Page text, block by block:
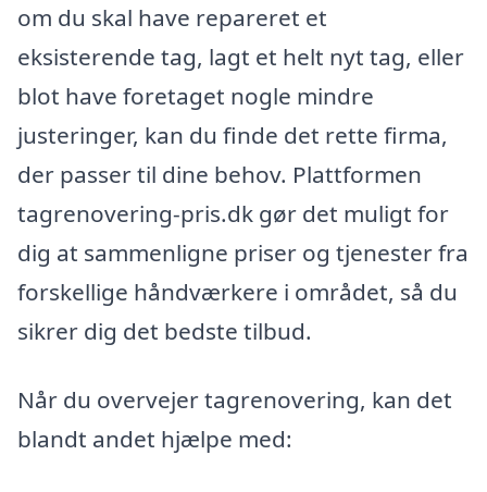
om du skal have repareret et
eksisterende tag, lagt et helt nyt tag, eller
blot have foretaget nogle mindre
justeringer, kan du finde det rette firma,
der passer til dine behov. Plattformen
tagrenovering-pris.dk gør det muligt for
dig at sammenligne priser og tjenester fra
forskellige håndværkere i området, så du
sikrer dig det bedste tilbud.
Når du overvejer tagrenovering, kan det
blandt andet hjælpe med: